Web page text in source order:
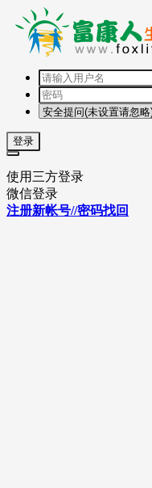
登录
使用三方登录
微信登录
注册新帐号//密码找回